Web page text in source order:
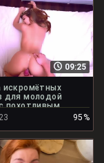
09:25
искромётных
для молодой
похотливым
95%